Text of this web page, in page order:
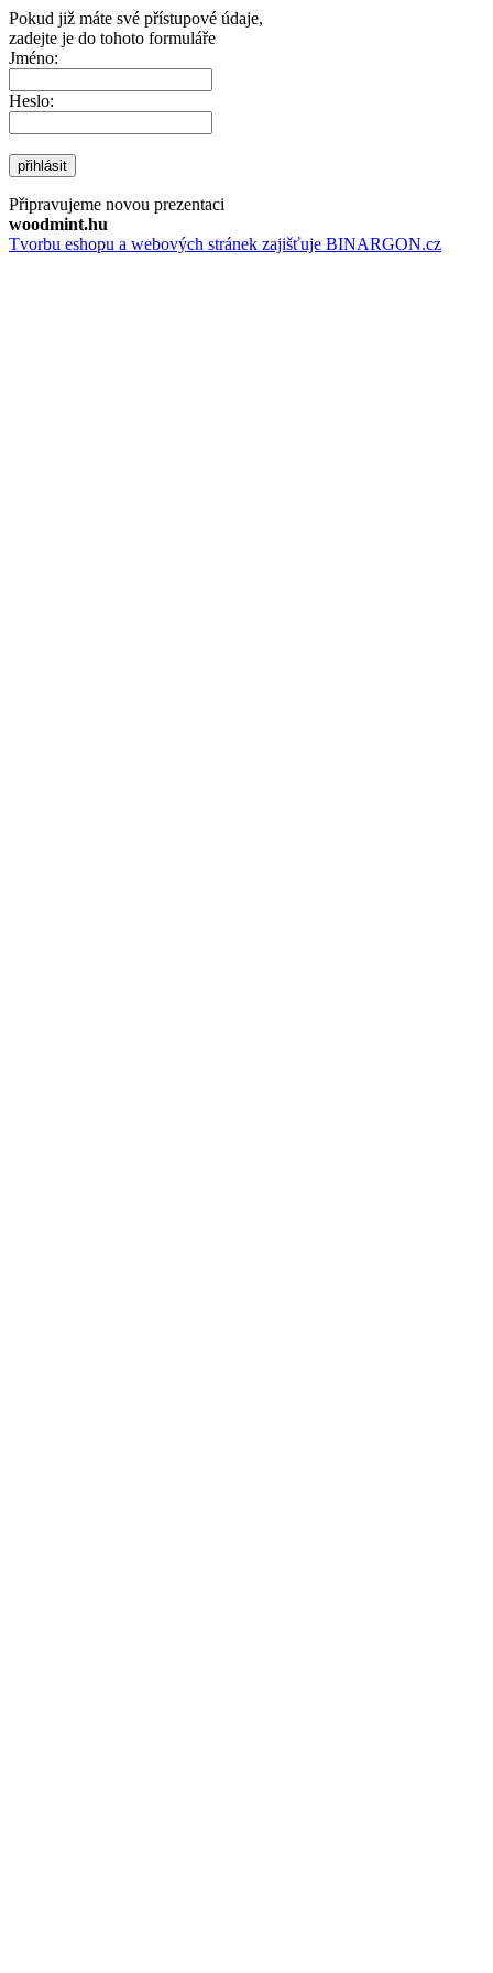
Pokud již máte své přístupové údaje,
zadejte je do tohoto formuláře
Jméno:
Heslo:
přihlásit
Připravujeme novou prezentaci
woodmint.hu
Tvorbu eshopu a webových stránek zajišťuje BINARGON.cz